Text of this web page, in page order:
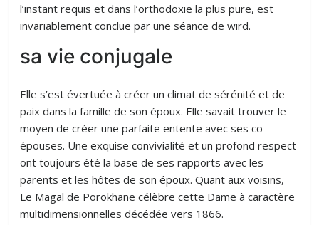
l’instant requis et dans l’orthodoxie la plus pure, est
invariablement conclue par une séance de wird.
sa vie conjugale
Elle s’est évertuée à créer un climat de sérénité et de
paix dans la famille de son époux. Elle savait trouver le
moyen de créer une parfaite entente avec ses co-
épouses. Une exquise convivialité et un profond respect
ont toujours été la base de ses rapports avec les
parents et les hôtes de son époux. Quant aux voisins,
Le Magal de Porokhane célèbre cette Dame à caractère
multidimensionnelles décédée vers 1866.